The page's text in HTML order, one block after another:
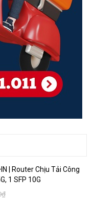
Cloud Key Gen2 Plus
bằng các ứng dụng
của bạn và máy quay
Để lưu trữ video, nó cũng
lên 5TB.
| Router Chịu Tải Công
1 SFP 10G